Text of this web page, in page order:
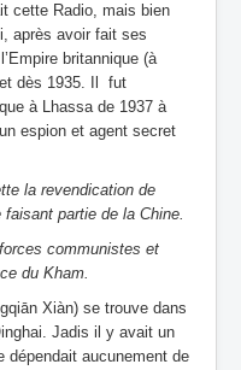
cette Radio, mais bien
après avoir fait ses
britannique (à
dès 1935. Il fut
à Lhassa de 1937 à
espion et agent secret
la revendication de
partie de la Chine.
communistes et
du Kham.
Xiàn) se trouve dans
Jadis il y avait un
dépendait aucunement de